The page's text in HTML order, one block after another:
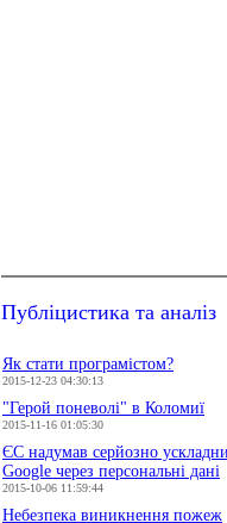
Публіцистика та аналіз
Як стати програмістом?
2015-12-23 04:30:13
"Герой поневолі" в Коломиї
2015-11-16 01:05:30
ЄC надумав серйозно
Google через персональні дані
2015-10-06 11:59:44
Небезпека виникнення пожеж